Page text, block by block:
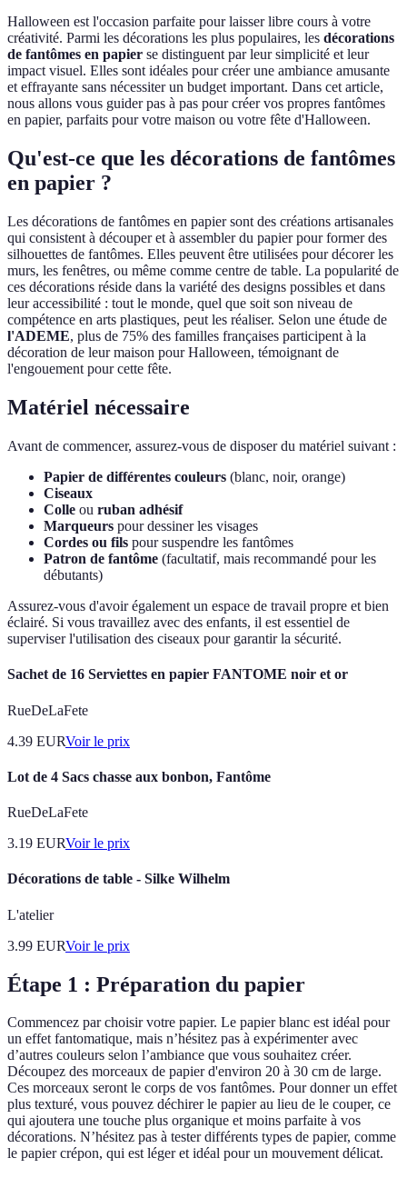
Halloween est l'occasion parfaite pour laisser libre cours à votre
créativité. Parmi les décorations les plus populaires, les décorations
de fantômes en papier se distinguent par leur simplicité et leur
impact visuel. Elles sont idéales pour créer une ambiance amusante
et effrayante sans nécessiter un budget important. Dans cet article,
nous allons vous guider pas à pas pour créer vos propres fantômes
en papier, parfaits pour votre maison ou votre fête d'Halloween.
Qu'est-ce que les décorations de fantômes
en papier ?
Les décorations de fantômes en papier sont des créations artisanales
qui consistent à découper et à assembler du papier pour former des
silhouettes de fantômes. Elles peuvent être utilisées pour décorer les
murs, les fenêtres, ou même comme centre de table. La popularité de
ces décorations réside dans la variété des designs possibles et dans
leur accessibilité : tout le monde, quel que soit son niveau de
compétence en arts plastiques, peut les réaliser. Selon une étude de
l'ADEME, plus de 75% des familles françaises participent à la
décoration de leur maison pour Halloween, témoignant de
l'engouement pour cette fête.
Matériel nécessaire
Avant de commencer, assurez-vous de disposer du matériel suivant :
Papier de différentes couleurs (blanc, noir, orange)
Ciseaux
Colle ou ruban adhésif
Marqueurs pour dessiner les visages
Cordes ou fils pour suspendre les fantômes
Patron de fantôme (facultatif, mais recommandé pour les
débutants)
Assurez-vous d'avoir également un espace de travail propre et bien
éclairé. Si vous travaillez avec des enfants, il est essentiel de
superviser l'utilisation des ciseaux pour garantir la sécurité.
Sachet de 16 Serviettes en papier FANTOME noir et or
RueDeLaFete
4.39 EURVoir le prix
Lot de 4 Sacs chasse aux bonbon, Fantôme
RueDeLaFete
3.19 EURVoir le prix
Décorations de table - Silke Wilhelm
L'atelier
3.99 EURVoir le prix
Étape 1 : Préparation du papier
Commencez par choisir votre papier. Le papier blanc est idéal pour
un effet fantomatique, mais n’hésitez pas à expérimenter avec
d’autres couleurs selon l’ambiance que vous souhaitez créer.
Découpez des morceaux de papier d'environ 20 à 30 cm de large.
Ces morceaux seront le corps de vos fantômes. Pour donner un effet
plus texturé, vous pouvez déchirer le papier au lieu de le couper, ce
qui ajoutera une touche plus organique et moins parfaite à vos
décorations. N’hésitez pas à tester différents types de papier, comme
le papier crépon, qui est léger et idéal pour un mouvement délicat.